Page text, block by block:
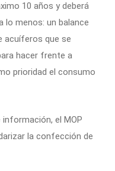
10 años y deberá
lo menos: un balance
acuíferos que se
hacer frente a
prioridad el consumo
el MOP
la confección de